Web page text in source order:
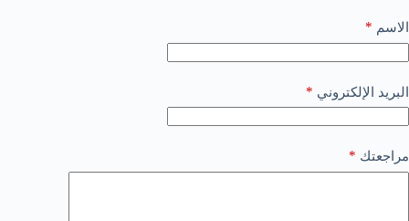
الاسم *
البريد الإلكتروني *
مراجعتك *